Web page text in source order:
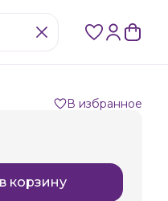
В избранное
корзину